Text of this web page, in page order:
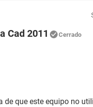
Cad 2011 Cerrado
que este equipo no